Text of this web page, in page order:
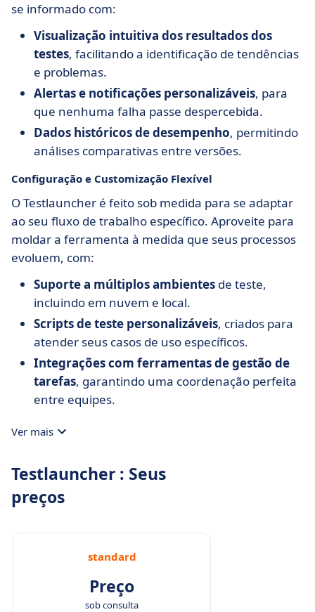
se informado com:
Visualização intuitiva dos resultados dos
testes, facilitando a identificação de tendências
e problemas.
Alertas e notificações personalizáveis, para
que nenhuma falha passe despercebida.
Dados históricos de desempenho, permitindo
análises comparativas entre versões.
Configuração e Customização Flexível
O Testlauncher é feito sob medida para se adaptar
ao seu fluxo de trabalho específico. Aproveite para
moldar a ferramenta à medida que seus processos
evoluem, com:
Suporte a múltiplos ambientes de teste,
incluindo em nuvem e local.
Scripts de teste personalizáveis, criados para
atender seus casos de uso específicos.
Integrações com ferramentas de gestão de
tarefas, garantindo uma coordenação perfeita
entre equipes.
Ver mais
Testlauncher : Seus
preços
standard
Preço
sob consulta